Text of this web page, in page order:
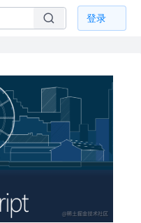
登录